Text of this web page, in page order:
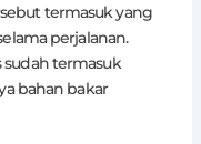
termasuk yang
perjalanan.
sudah termasuk
bahan bakar